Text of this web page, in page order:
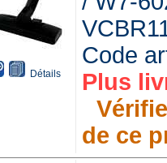
Détails
Code
Plus
de ce